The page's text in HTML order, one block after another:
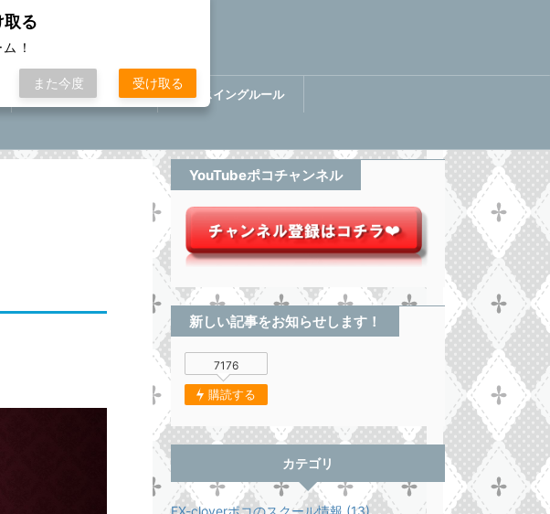
FXポコニカルマスター講 ぷちスイングルール
トレード】
YouTubeポコチャンネル
新しい記事をお知らせします！
7176
購読する
カテゴリ
る
！
また今度 受け取る